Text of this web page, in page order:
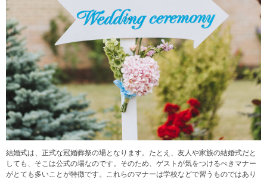
結婚式は、正式な冠婚葬祭の場となります。たとえ、友人や家族の結婚式だと
しても、そこは公式の場なのです。そのため、ゲストが気をつけるべきマナー
がとても多いことが特徴です。これらのマナーは学校などで習うものではあり